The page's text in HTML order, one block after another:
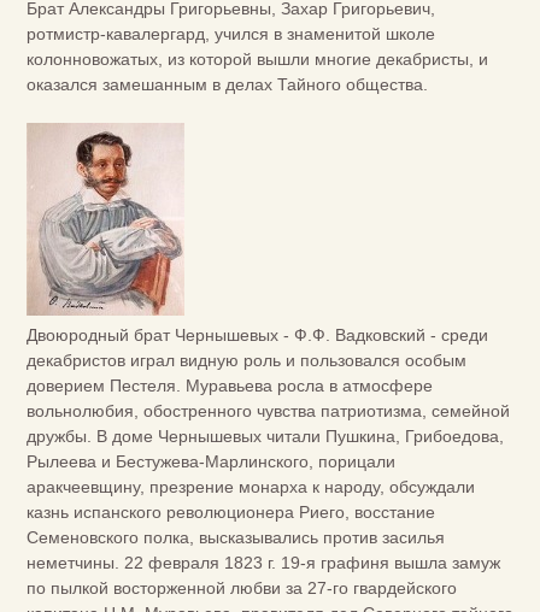
Брат Александры Григорьевны, Захар Григорьевич,
ротмистр-кавалергард, учился в знаменитой школе
колонновожатых, из которой вышли многие декабристы, и
оказался замешанным в делах Тайного общества.
Двоюродный брат Чернышевых - Ф.Ф. Вадковский - среди
декабристов играл видную роль и пользовался особым
доверием Пестеля. Муравьева росла в атмосфере
вольнолюбия, обостренного чувства патриотизма, семейной
дружбы. В доме Чернышевых читали Пушкина, Грибоедова,
Рылеева и Бестужева-Марлинского, порицали
аракчеевщину, презрение монарха к народу, обсуждали
казнь испанского революционера Риего, восстание
Семеновского полка, высказывались против засилья
неметчины. 22 февраля 1823 г. 19-я графиня вышла замуж
по пылкой восторженной любви за 27-го гвардейского